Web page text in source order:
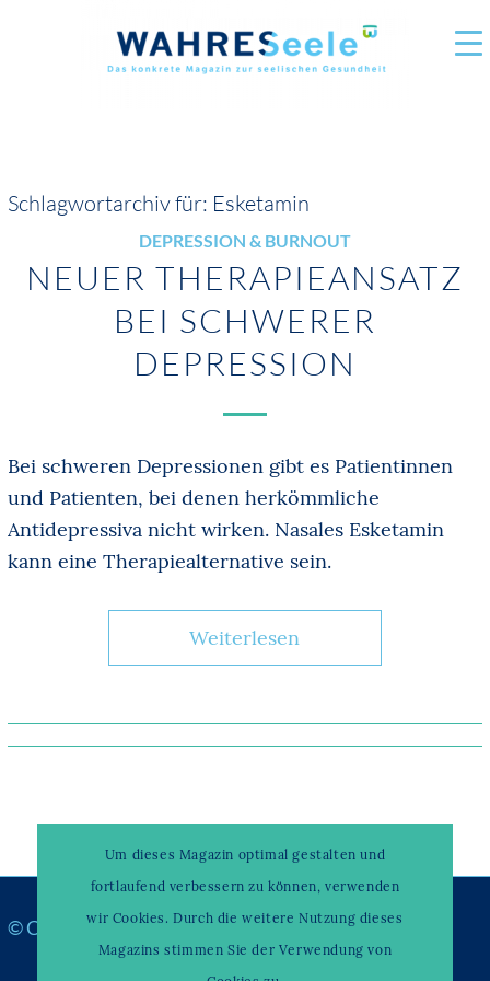
Schlagwortarchiv für: Esketamin
DEPRESSION & BURNOUT
NEUER THERAPIEANSATZ
BEI SCHWERER
DEPRESSION
Bei schweren Depressionen gibt es Patientinnen
und Patienten, bei denen herkömmliche
Antidepressiva nicht wirken. Nasales Esketamin
kann eine Therapiealternative sein.
Weiterlesen
© Copyright –WAHRENDORFF KLINIKUM
Um dieses Magazin optimal gestalten und
fortlaufend verbessern zu können, verwenden
wir Cookies. Durch die weitere Nutzung dieses
Magazins stimmen Sie der Verwendung von